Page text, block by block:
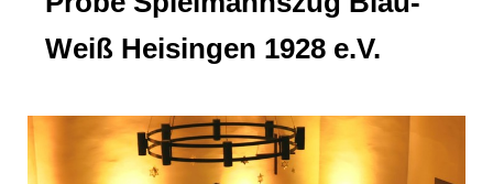
Weiß Heisingen 1928 e.V.